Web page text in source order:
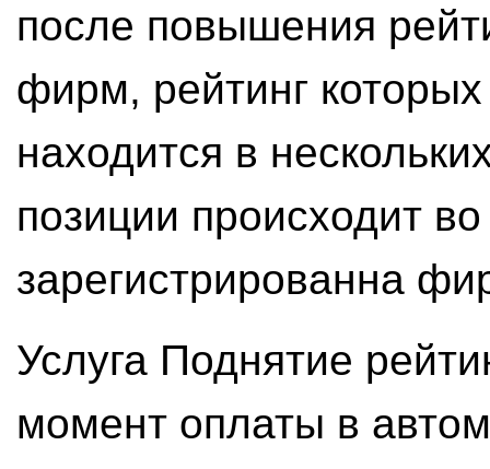
после повышения
фирм, рейтинг
находится в
позиции происходит
зарегистрированна
Услуга Поднятие
момент оплаты в